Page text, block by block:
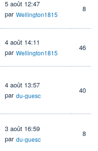
5 août 12:47
par Wellington1815
8
4 août 14:11
par Wellington1815
46
4 août 13:57
par du-guesc
40
3 août 16:59
par du-guesc
8